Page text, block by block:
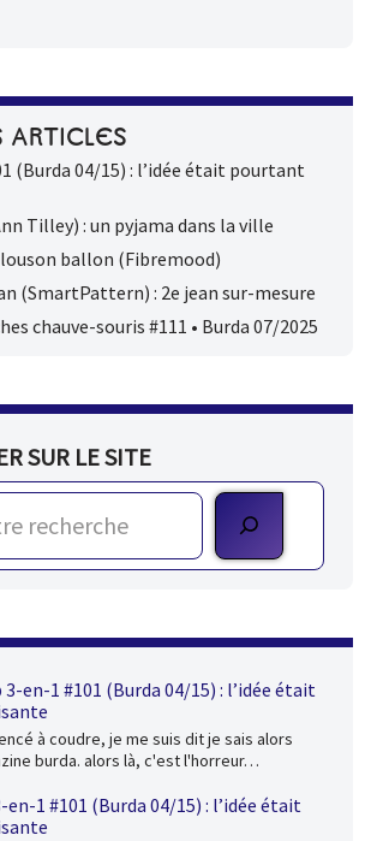
ARTICLES
(Burda 04/15) : l’idée était pourtant
Tilley) : un pyjama dans la ville
ballon (Fibremood)
(SmartPattern) : 2e jean sur-mesure
chauve-souris #111 • Burda 07/2025
SUR LE SITE
3-en-1 #101 (Burda 04/15) : l’idée était
à coudre, je me suis dit je sais alors
burda. alors là, c'est l'horreur…
en-1 #101 (Burda 04/15) : l’idée était